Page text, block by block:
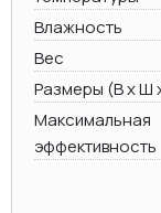
Влажность
Вес
Размеры (В х Ш
Максимальная
эффективность